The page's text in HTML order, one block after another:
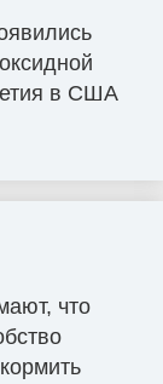
в США
что